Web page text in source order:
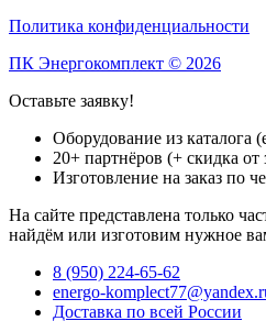
Политика конфиденциальности
ПК Энергокомплект © 2026
Оставьте заявку!
Оборудование из каталога
20+ партнёров (+ скидка от
Изготовление на заказ по
На сайте представлена только
найдём или изготовим нужное
8 (950) 224-65-62
energo-
Доставка по всей России